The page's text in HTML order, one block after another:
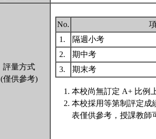
評量方式
(僅供參考)
No.
1.
隔週小考
2.
期中考
3.
期末考
本校尚無訂定 A+ 比例
本校採用等第制評定成
表僅供參考，授課教師